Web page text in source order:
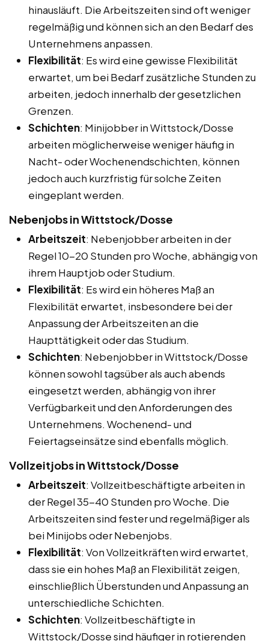
hinausläuft. Die Arbeitszeiten sind oft weniger
regelmäßig und können sich an den Bedarf des
Unternehmens anpassen.
Flexibilität: Es wird eine gewisse Flexibilität
erwartet, um bei Bedarf zusätzliche Stunden zu
arbeiten, jedoch innerhalb der gesetzlichen
Grenzen.
Schichten: Minijobber in Wittstock/Dosse
arbeiten möglicherweise weniger häufig in
Nacht- oder Wochenendschichten, können
jedoch auch kurzfristig für solche Zeiten
eingeplant werden.
Nebenjobs in Wittstock/Dosse
Arbeitszeit: Nebenjobber arbeiten in der
Regel 10-20 Stunden pro Woche, abhängig von
ihrem Hauptjob oder Studium.
Flexibilität: Es wird ein höheres Maß an
Flexibilität erwartet, insbesondere bei der
Anpassung der Arbeitszeiten an die
Haupttätigkeit oder das Studium.
Schichten: Nebenjobber in Wittstock/Dosse
können sowohl tagsüber als auch abends
eingesetzt werden, abhängig von ihrer
Verfügbarkeit und den Anforderungen des
Unternehmens. Wochenend- und
Feiertagseinsätze sind ebenfalls möglich.
Vollzeitjobs in Wittstock/Dosse
Arbeitszeit: Vollzeitbeschäftigte arbeiten in
der Regel 35-40 Stunden pro Woche. Die
Arbeitszeiten sind fester und regelmäßiger als
bei Minijobs oder Nebenjobs.
Flexibilität: Von Vollzeitkräften wird erwartet,
dass sie ein hohes Maß an Flexibilität zeigen,
einschließlich Überstunden und Anpassung an
unterschiedliche Schichten.
Schichten: Vollzeitbeschäftigte in
Wittstock/Dosse sind häufiger in rotierenden